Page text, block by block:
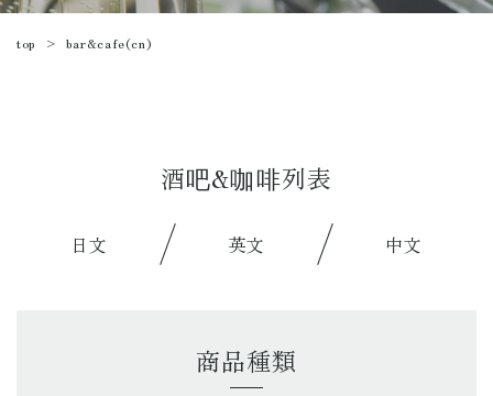
top > bar&cafe(cn)
酒吧&咖啡列表
日文 英文 中文
商品種類